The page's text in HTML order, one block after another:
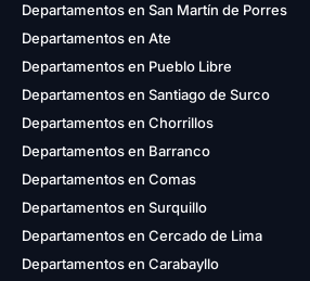
Departamentos en San Martín de Porres
Departamentos en Ate
Departamentos en Pueblo Libre
Departamentos en Santiago de Surco
Departamentos en Chorrillos
Departamentos en Barranco
Departamentos en Comas
Departamentos en Surquillo
Departamentos en Cercado de Lima
Departamentos en Carabayllo